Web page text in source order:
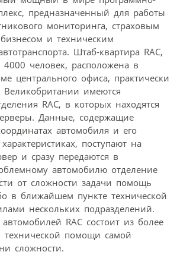
предназначенный для работы
мониторинга, страховым
и техническим
Штаб-квартира RAC,
человек, расположена в
центрального офиса, практически
имеются
RAC, в которых находятся
Данные, содержащие
автомобиля и его
поступают на
и сразу передаются в
автомобилю отделение
от сложности задачи помощь
в ближайшем пункте технической
нескольких подразделений.
RAC состоит из более
помощи самой
сложности.